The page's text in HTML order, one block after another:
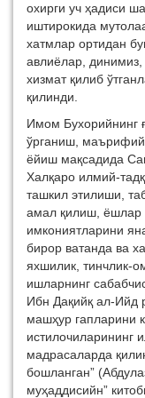
охирги уч ҳадиси
иштирокида
хатмлар ортидан
авлиёлар, динимиз,
хизмат қилиб
қилинди.
Имом Бухорийнинг
ўрганиш, маърифий
ёйиш мақсадида
Халқаро илмий-
ташкил этилиши,
амал қилиш, ёшлар
имкониятларини
бирор ватанда ва
яхшилик, тинчлик-
ишларнинг
Ибн Дақийқ ал-Ийд
машҳур гапларини
истилочиларининг
мадрасаларда
бошланган”
муҳаддисийн”